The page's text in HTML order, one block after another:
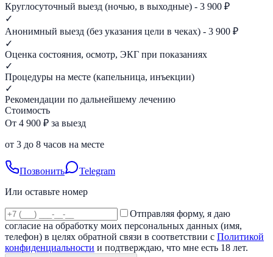
Круглосуточный выезд (ночью, в выходные) - 3 900 ₽
✓
Анонимный выезд (без указания цели в чеках) - 3 900 ₽
✓
Оценка состояния, осмотр, ЭКГ при показаниях
✓
Процедуры на месте (капельница, инъекции)
✓
Рекомендации по дальнейшему лечению
Стоимость
От 4 900 ₽ за выезд
от 3 до 8 часов на месте
Позвонить
Telegram
Или оставьте номер
Отправляя форму, я даю
согласие на обработку моих персональных данных (имя,
телефон) в целях обратной связи в соответствии с Политикой
конфиденциальности и подтверждаю, что мне есть 18 лет.